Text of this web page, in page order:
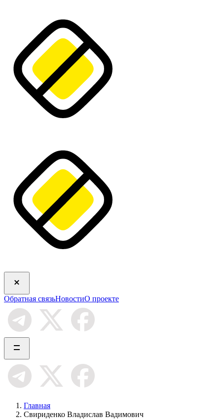
Обратная связьНовостиО проекте
Главная
Свириденко Владислав Вадимович